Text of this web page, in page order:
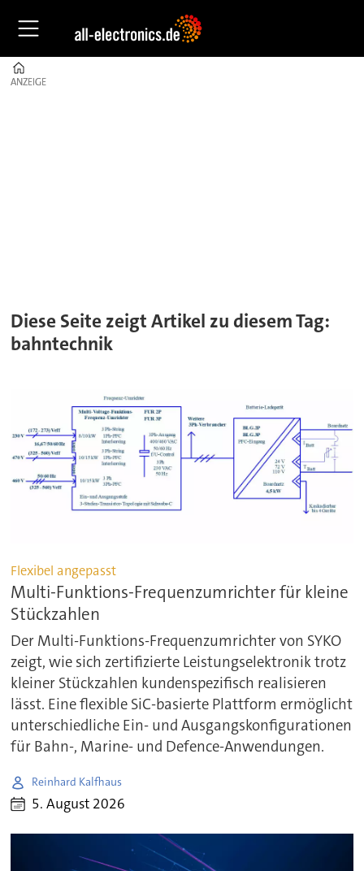
ANZEIGE
ANZEIGE
Diese Seite zeigt Artikel zu diesem Tag:
bahntechnik
Flexibel angepasst
Multi-Funktions-Frequenzumrichter für kleine
Stückzahlen
Der Multi-Funktions-Frequenzumrichter von SYKO
zeigt, wie sich zertifizierte Leistungselektronik trotz
kleiner Stückzahlen kundenspezifisch realisieren
lässt. Eine flexible SiC-basierte Plattform ermöglicht
unterschiedliche Ein- und Ausgangskonfigurationen
für Bahn-, Marine- und Defence-Anwendungen.
Reinhard Kalfhaus
5. August 2026